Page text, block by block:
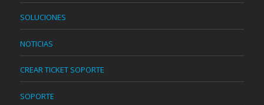
SOLUCIONES
NOTICIAS
CREAR TICKET SOPORTE
SOPORTE